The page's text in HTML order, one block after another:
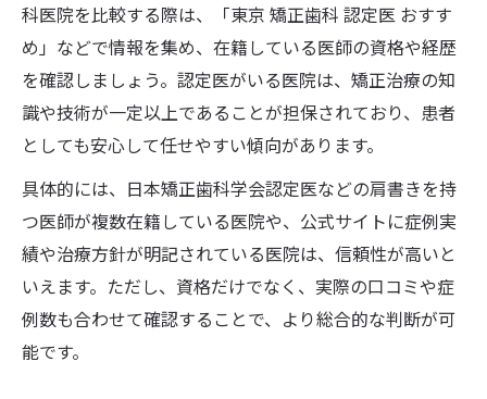
科医院を比較する際は、「東京 矯正歯科 認定医 おすす
め」などで情報を集め、在籍している医師の資格や経歴
を確認しましょう。認定医がいる医院は、矯正治療の知
識や技術が一定以上であることが担保されており、患者
としても安心して任せやすい傾向があります。
具体的には、日本矯正歯科学会認定医などの肩書きを持
つ医師が複数在籍している医院や、公式サイトに症例実
績や治療方針が明記されている医院は、信頼性が高いと
いえます。ただし、資格だけでなく、実際の口コミや症
例数も合わせて確認することで、より総合的な判断が可
能です。